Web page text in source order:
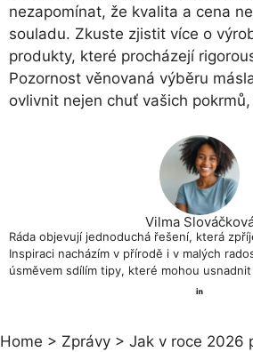
nezapomínat, že kvalita a cena
souladu. Zkuste zjistit více o
produkty, které procházejí
Pozornost věnovaná výběru
ovlivnit nejen chuť vašich
Vilma
Ráda objevují jednoduchá řešení, která
Inspiraci nacházím v přírodě i v malých
úsměvem sdílím tipy, které mohou
Home > Zprávy > Jak v roce 2026